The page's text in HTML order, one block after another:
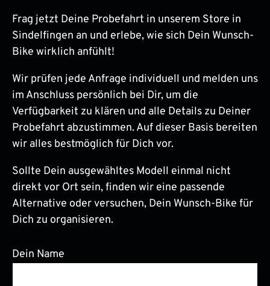
Frag jetzt Deine Probefahrt in unserem Store in
Sindelfingen an und erlebe, wie sich Dein Wunsch-
Bike wirklich anfühlt!
Wir prüfen jede Anfrage individuell und melden uns
im Anschluss persönlich bei Dir, um die
Verfügbarkeit zu klären und alle Details zu Deiner
Probefahrt abzustimmen. Auf dieser Basis bereiten
wir alles bestmöglich für Dich vor.
Sollte Dein ausgewähltes Modell einmal nicht
direkt vor Ort sein, finden wir eine passende
Alternative oder versuchen, Dein Wunsch-Bike für
Dich zu organisieren.
Dein Name